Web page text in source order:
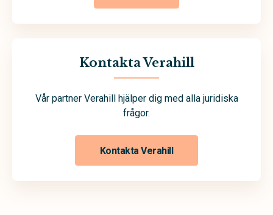
Kontakta Verahill
Vår partner Verahill hjälper dig med alla juridiska
frågor.
Kontakta Verahill